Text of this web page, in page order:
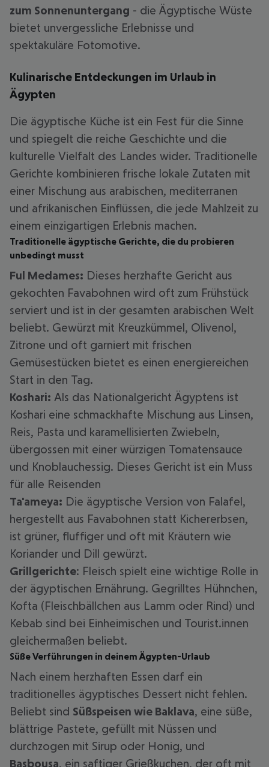
zum Sonnenuntergang - die Ägyptische Wüste
bietet unvergessliche Erlebnisse und
spektakuläre Fotomotive.
Kulinarische Entdeckungen im Urlaub in
Ägypten
Die ägyptische Küche ist ein Fest für die Sinne
und spiegelt die reiche Geschichte und die
kulturelle Vielfalt des Landes wider. Traditionelle
Gerichte kombinieren frische lokale Zutaten mit
einer Mischung aus arabischen, mediterranen
und afrikanischen Einflüssen, die jede Mahlzeit zu
einem einzigartigen Erlebnis machen.
Traditionelle ägyptische Gerichte, die du probieren
unbedingt musst
Ful Medames: Dieses herzhafte Gericht aus
gekochten Favabohnen wird oft zum Frühstück
serviert und ist in der gesamten arabischen Welt
beliebt. Gewürzt mit Kreuzkümmel, Olivenol,
Zitrone und oft garniert mit frischen
Gemüsestücken bietet es einen energiereichen
Start in den Tag.
Koshari: Als das Nationalgericht Ägyptens ist
Koshari eine schmackhafte Mischung aus Linsen,
Reis, Pasta und karamellisierten Zwiebeln,
übergossen mit einer würzigen Tomatensauce
und Knoblauchessig. Dieses Gericht ist ein Muss
für alle Reisenden
Ta'ameya: Die ägyptische Version von Falafel,
hergestellt aus Favabohnen statt Kichererbsen,
ist grüner, fluffiger und oft mit Kräutern wie
Koriander und Dill gewürzt.
Grillgerichte: Fleisch spielt eine wichtige Rolle in
der ägyptischen Ernährung. Gegrilltes Hühnchen,
Kofta (Fleischbällchen aus Lamm oder Rind) und
Kebab sind bei Einheimischen und Tourist.innen
gleichermaßen beliebt.
Süße Verführungen in deinem Ägypten-Urlaub
Nach einem herzhaften Essen darf ein
traditionelles ägyptisches Dessert nicht fehlen.
Beliebt sind Süßspeisen wie Baklava, eine süße,
blättrige Pastete, gefüllt mit Nüssen und
durchzogen mit Sirup oder Honig, und
Basbousa, ein saftiger Grießkuchen, der oft mit